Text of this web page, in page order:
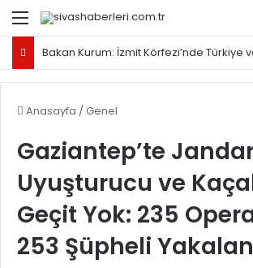
Menü
Anasayfa /Genel
Gaziantep’te
Uyuşturucu ve
Geçit Yok: 235
253 Şüpheli